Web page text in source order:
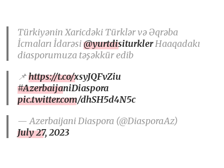
Türkiyənin Xaricdəki Türklər və Əqrəba
İcmaları İdarəsi@yurtdisiturklerHaaqadakı
diasporumuza təşəkkür edib
📌https://t.co/xsyJQFvZiu
#AzerbaijaniDiaspora
pic.twitter.com/dhSH5d4N5c
— Azerbaijani Diaspora (@DiasporaAz)
July 27, 2023